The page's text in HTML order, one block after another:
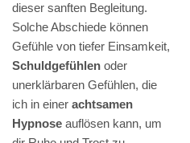
dieser sanften Begleitung.
Solche Abschiede können
Gefühle von tiefer Einsamkeit,
Schuldgefühlen oder
unerklärbaren Gefühlen, die
ich in einer achtsamen
Hypnose auflösen kann, um